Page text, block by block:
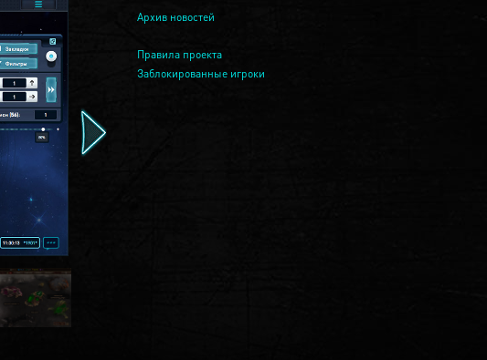
Архив новостей
Правила проекта
Заблокированные игроки